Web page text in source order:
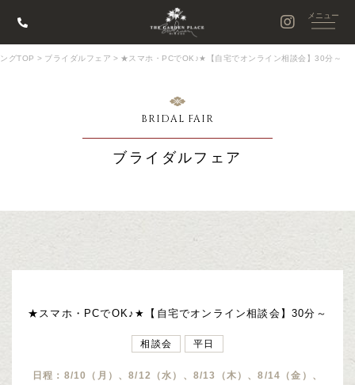
グTOP > ブライダルフェア > ★スマホ・PCでOK♪★【自宅でオンライン相談会】30分～
BRIDAL FAIR
ブライダルフェア
★スマホ・PCでOK♪★【自宅でオンライン相談会】30分～
相談会 平日
日程：8/10（月）、8/12（水）、8/13（木）、8/14（金）、